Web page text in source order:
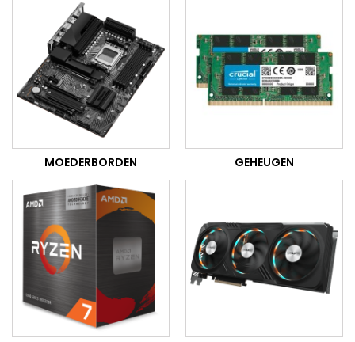
MOEDERBORDEN GEHEUGEN